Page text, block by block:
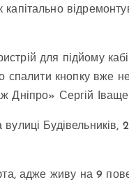
для підйому
спалити кнопку вже
Дніпро» Сергій
адже живу на 9